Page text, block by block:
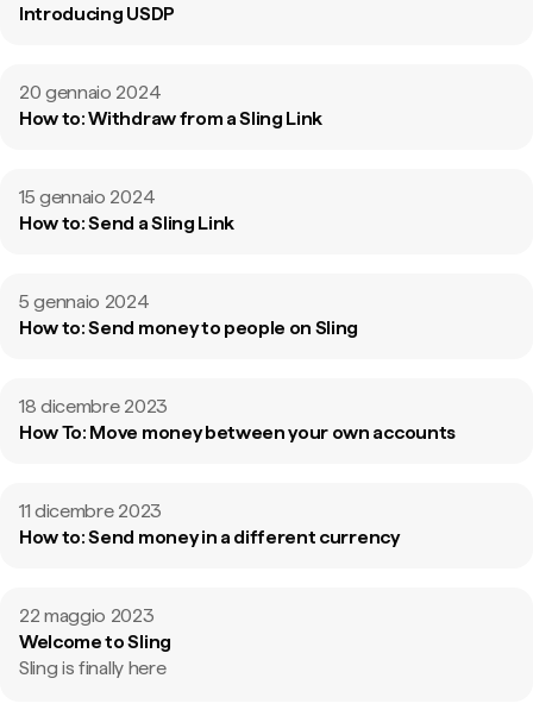
Introducing USDP
20 gennaio 2024
How to: Withdraw from a Sling Link
15 gennaio 2024
How to: Send a Sling Link
5 gennaio 2024
How to: Send money to people on Sling
18 dicembre 2023
How To: Move money between your own accounts
11 dicembre 2023
How to: Send money in a different currency
22 maggio 2023
Welcome to Sling
Sling is finally here